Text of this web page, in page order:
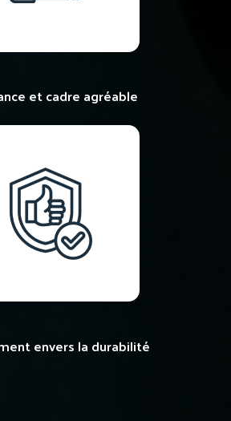
et cadre agréable
envers la durabilité